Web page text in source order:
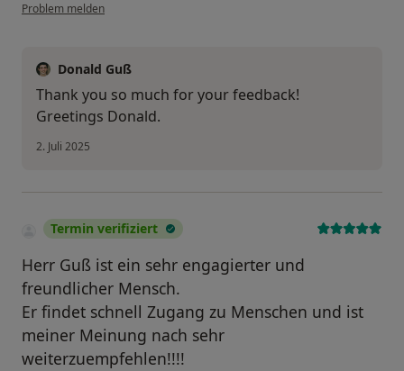
Problem melden
Donald Guß
Thank you so much for your feedback!
Greetings Donald.
2. Juli 2025
Termin verifiziert
Herr Guß ist ein sehr engagierter und
freundlicher Mensch.
Er findet schnell Zugang zu Menschen und ist
meiner Meinung nach sehr
weiterzuempfehlen!!!!